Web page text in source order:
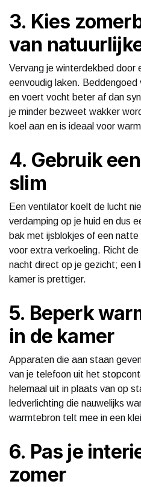
3. Kies
van
Vervang je winterdekbed door
eenvoudig laken.
en voert vocht beter af dan
je minder bezweet wakker
koel aan en is ideaal voor
4. Gebruik
slim
Een ventilator koelt de lucht
verdamping op je huid en dus
bak met ijsblokjes of een
voor extra verkoeling. Richt
nacht direct op je gezicht; een
kamer is prettiger.
5. Beperk
in de kamer
Apparaten die aan staan
van je telefoon uit het
helemaal uit in plaats van op
ledverlichting die nauwelijks
warmtebron telt mee in een
6. Pas je
zomer